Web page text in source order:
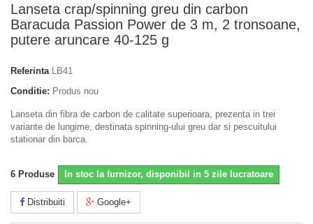
Lanseta crap/spinning greu din carbon
Baracuda Passion Power de 3 m, 2 tronsoane,
putere aruncare 40-125 g
Referinta
LB41
Conditie: Produs nou
Lanseta din fibra de carbon de calitate superioara, prezenta in trei
variante de lungime, destinata spinning-ului greu dar si pescuitului
stationar din barca.
6 Produse In stoc la furnizor, disponibil in 5 zile lucratoare
Distribuiti Google+